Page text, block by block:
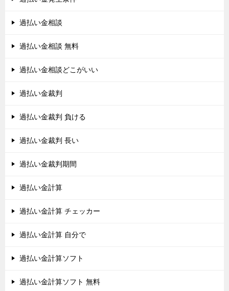
過払い金相談
過払い金相談 無料
過払い金相談どこがいい
過払い金裁判
過払い金裁判 負ける
過払い金裁判 長い
過払い金裁判期間
過払い金計算
過払い金計算 チェッカー
過払い金計算 自分で
過払い金計算ソフト
過払い金計算ソフト 無料